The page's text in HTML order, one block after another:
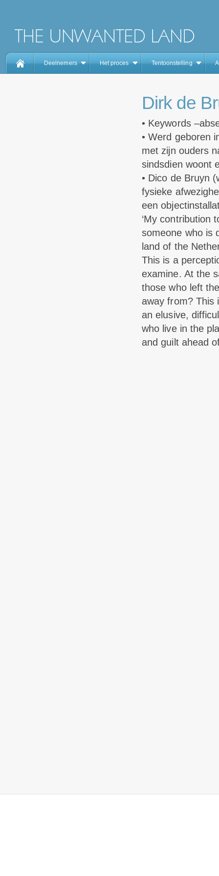
Deelnemers Het proces Tentoonstelling
Dirk de
• Keywords
• Werd geboren
met zijn ouders
sindsdien woont
• Dico de Bruyn
fysieke
een
‘My contribution
someone who is
land of the
This is a
examine. At the
those who left
away from? This
an elusive,
who live in the
and guilt ahead